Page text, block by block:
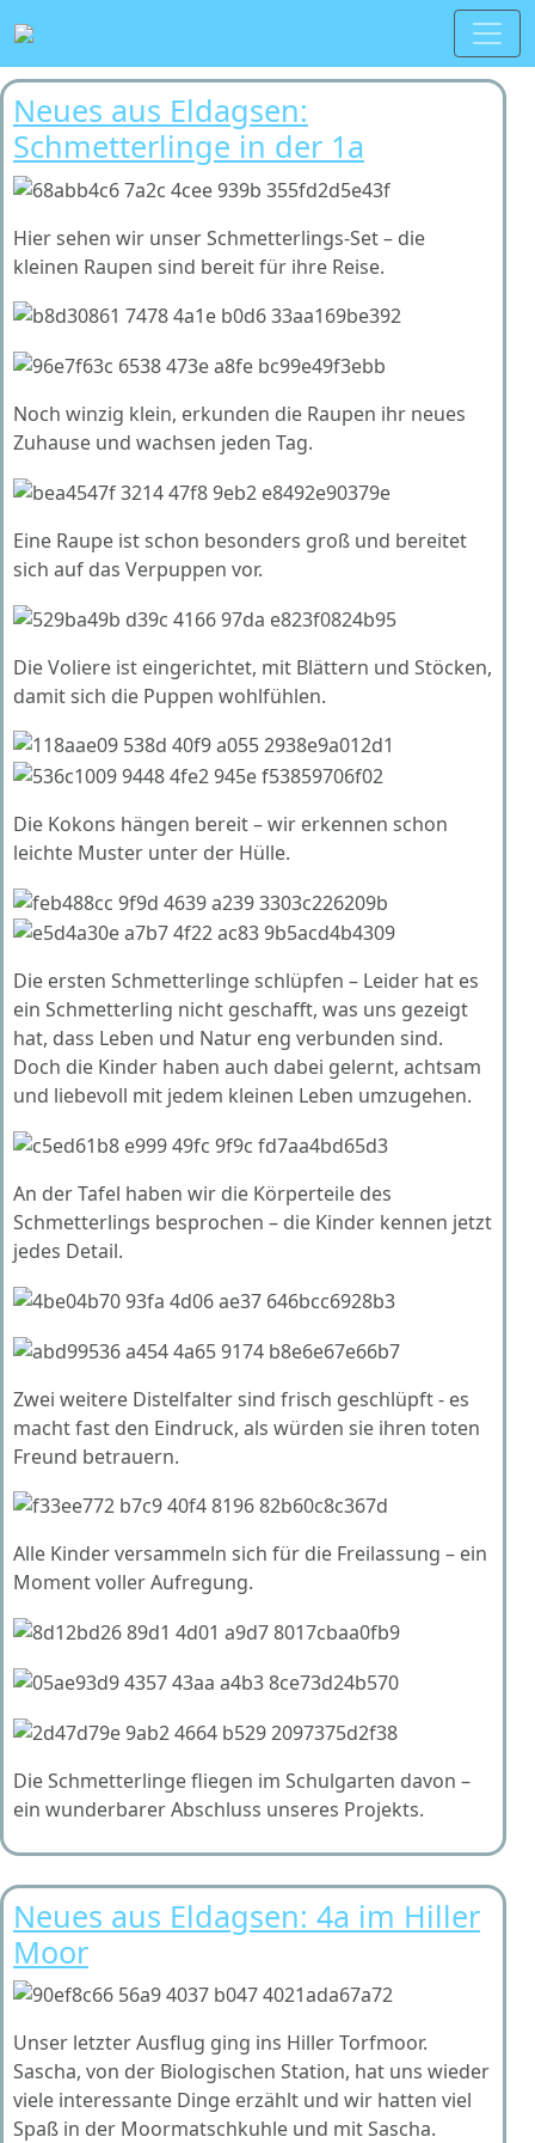
Neues aus Eldagsen:
Schmetterlinge in der 1a
Hier sehen wir unser Schmetterlings-Set – die
kleinen Raupen sind bereit für ihre Reise.
Noch winzig klein, erkunden die Raupen ihr neues
Zuhause und wachsen jeden Tag.
Eine Raupe ist schon besonders groß und bereitet
sich auf das Verpuppen vor.
Die Voliere ist eingerichtet, mit Blättern und Stöcken,
damit sich die Puppen wohlfühlen.
Die Kokons hängen bereit – wir erkennen schon
leichte Muster unter der Hülle.
Die ersten Schmetterlinge schlüpfen – Leider hat es
ein Schmetterling nicht geschafft, was uns gezeigt
hat, dass Leben und Natur eng verbunden sind.
Doch die Kinder haben auch dabei gelernt, achtsam
und liebevoll mit jedem kleinen Leben umzugehen.
An der Tafel haben wir die Körperteile des
Schmetterlings besprochen – die Kinder kennen jetzt
jedes Detail.
Zwei weitere Distelfalter sind frisch geschlüpft - es
macht fast den Eindruck, als würden sie ihren toten
Freund betrauern.
Alle Kinder versammeln sich für die Freilassung – ein
Moment voller Aufregung.
Die Schmetterlinge fliegen im Schulgarten davon –
ein wunderbarer Abschluss unseres Projekts.
Neues aus Eldagsen: 4a im Hiller
Moor
Unser letzter Ausflug ging ins Hiller Torfmoor.
Sascha, von der Biologischen Station, hat uns wieder
viele interessante Dinge erzählt und wir hatten viel
Spaß in der Moormatschkuhle und mit Sascha.